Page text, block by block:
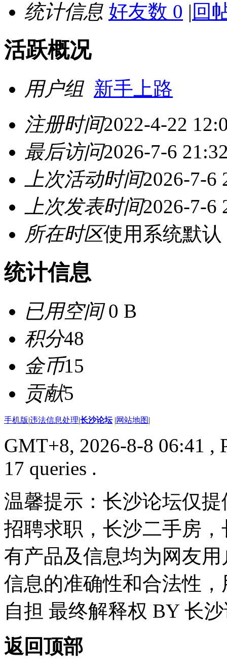
统计信息 好友数 0 | 回
活跃概况
用户组 新手上路
注册时间2022-4-22
最后访问2026-7-6
上次活动时间2026-7-6
上次发表时间2026-7-6
所在时区使用系统默认
统计信息
已用空间0 B
积分48
金币15
贡献5
手机版|违法信息处理|长沙论坛 |网站地图|
GMT+8, 2026-8-8 06:41 ,
17 queries .
温馨提示：长沙论坛仅
招聘求职，长沙二手房
有产品及信息均为网友
信息的准确性和合法性
自担 最终解释权 BY 长
返回顶部